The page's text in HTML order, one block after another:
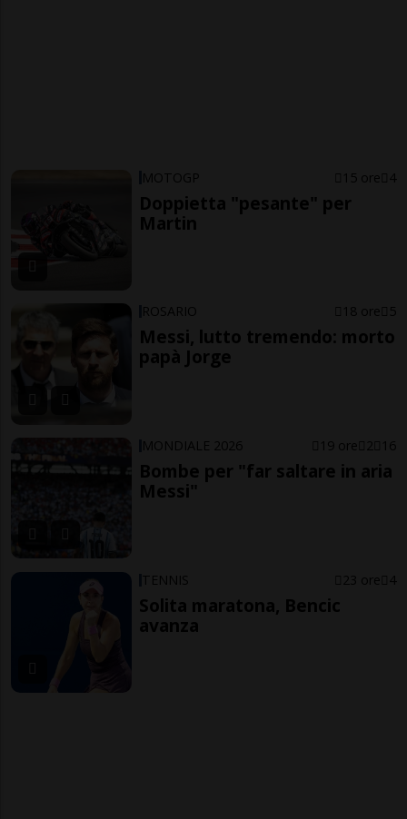
MOTOGP 15 ore 4
Doppietta "pesante" per
Martin
ROSARIO 18 ore 5
Messi, lutto tremendo: morto
papà Jorge
MONDIALE 2026 19 ore 2 16
Bombe per "far saltare in aria
Messi"
TENNIS 23 ore 4
Solita maratona, Bencic
avanza